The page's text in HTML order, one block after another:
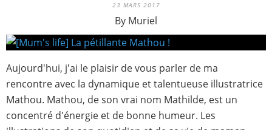
23 MARS 2017
By Muriel
Aujourd'hui, j'ai le plaisir de vous parler de ma
rencontre avec la dynamique et talentueuse illustratrice
Mathou. Mathou, de son vrai nom Mathilde, est un
concentré d'énergie et de bonne humeur. Les